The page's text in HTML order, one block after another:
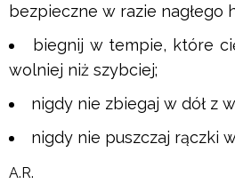
bezpieczne w razie nagłego
biegnij w tempie, które
wolniej niż szybciej;
nigdy nie zbiegaj w dół z
nigdy nie puszczaj rączki
A.R.